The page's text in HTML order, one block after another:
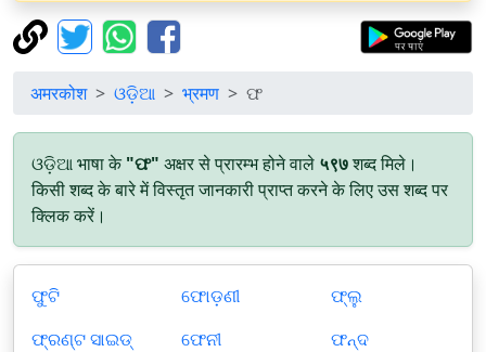
अमरकोश ଓଡ଼ିଆ भ्रमण ଫ
ଓଡ଼ିଆ भाषा के "ଫ" अक्षर से प्रारम्भ होने वाले ५९७शब्द मिले।
किसी शब्द के बारे में विस्तृत जानकारी प्राप्त करने के लिए उस शब्द पर
क्लिक करें।
ଫୁଟି
ଫ୍ରଣ୍ଟ ସାଇଡ୍
ଫୋଡ଼ଣୀ
ଫେନୀ
ଫ୍ଲୁ
ଫନ୍ଦ